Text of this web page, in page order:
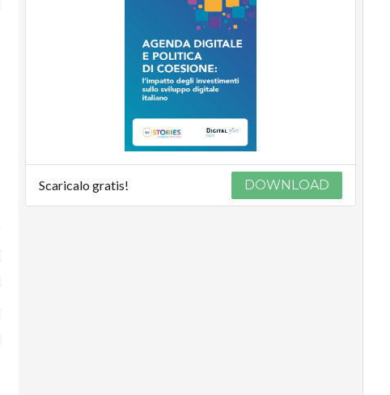
Scaricalo gratis! DOWNLOAD